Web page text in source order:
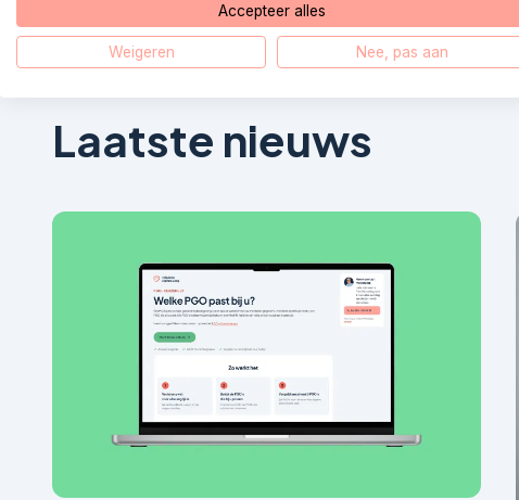
Laatste nieuws
Accepteer alles
Weigeren Nee, pas aan